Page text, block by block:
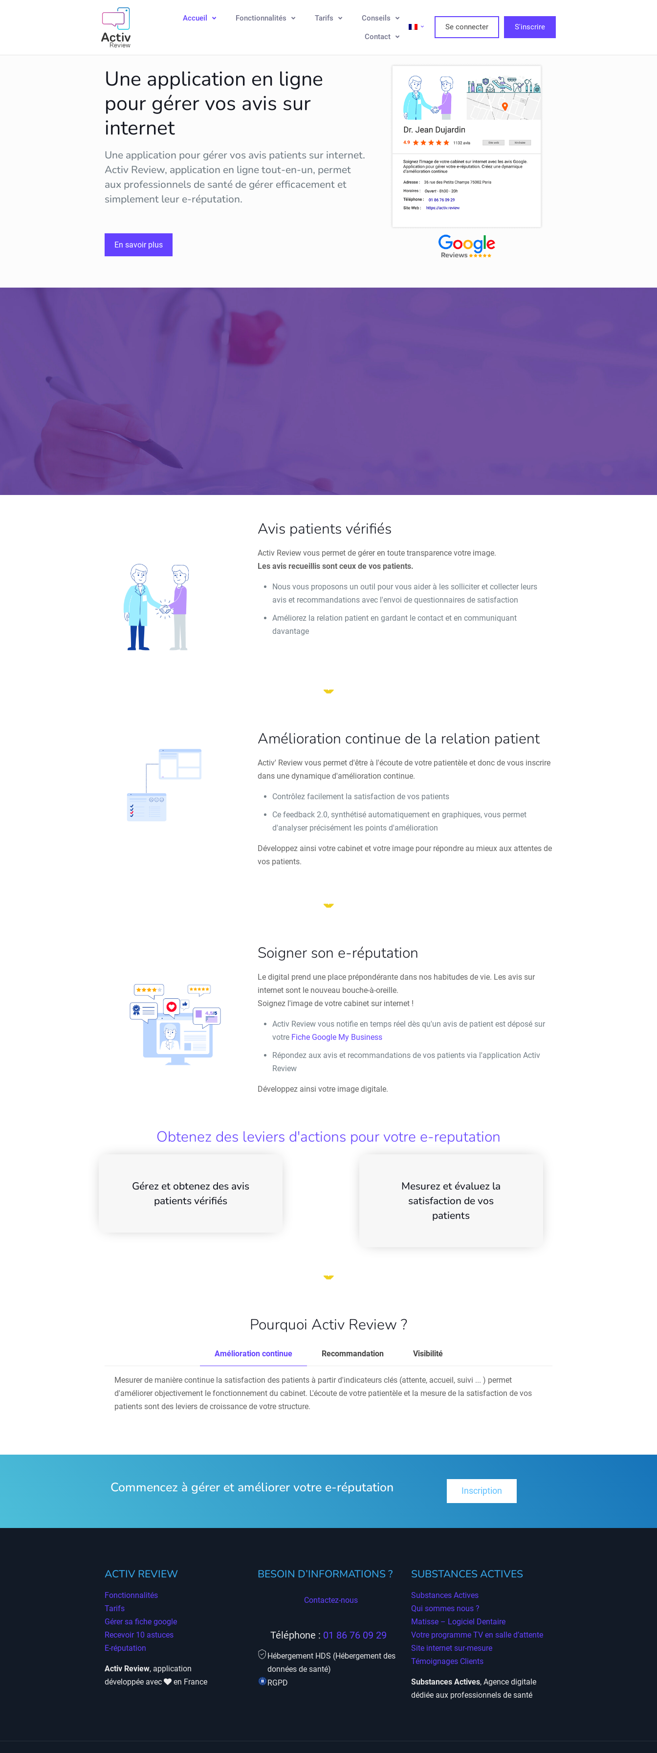
Accueil Fonctionnalités Tarifs Conseils
Contact
Se connecter S'inscrire
Une application en ligne
pour gérer vos avis sur
internet
Une application pour gérer vos avis patients sur internet.
Activ Review, application en ligne tout-en-un, permet
aux professionnels de santé de gérer efficacement et
simplement leur e-réputation.
En savoir plus
Avis patients vérifiés
Activ Review vous permet de gérer en toute transparence votre image.
Les avis recueillis sont ceux de vos patients.
Nous vous proposons un outil pour vous aider à les solliciter et collecter leurs
avis et recommandations avec l'envoi de questionnaires de satisfaction
Améliorez la relation patient en gardant le contact et en communiquant
davantage
Amélioration continue de la relation patient
Activ' Review vous permet d'être à l'écoute de votre patientèle et donc de vous inscrire
dans une dynamique d'amélioration continue.
Contrôlez facilement la satisfaction de vos patients
Ce feedback 2.0, synthétisé automatiquement en graphiques, vous permet
d'analyser précisément les points d'amélioration
Développez ainsi votre cabinet et votre image pour répondre au mieux aux attentes de
vos patients.
Soigner son e-réputation
Le digital prend une place prépondérante dans nos habitudes de vie. Les avis sur
internet sont le nouveau bouche-à-oreille.
Soignez l'image de votre cabinet sur internet !
Activ Review vous notifie en temps réel dès qu'un avis de patient est déposé sur
votre Fiche Google My Business
Répondez aux avis et recommandations de vos patients via l'application Activ
Review
Développez ainsi votre image digitale.
Obtenez des leviers d'actions pour votre e-reputation
Gérez et obtenez des avis
patients vérifiés
Mesurez et évaluez la
satisfaction de vos
patients
Pourquoi Activ Review ?
Amélioration continue Recommandation Visibilité
Mesurer de manière continue la satisfaction des patients à partir d'indicateurs clés (attente, accueil, suivi ... ) permet
d'améliorer objectivement le fonctionnement du cabinet. L'écoute de votre patientèle et la mesure de la satisfaction de vos
patients sont des leviers de croissance de votre structure.
Commencez à gérer et améliorer votre e-réputation Inscription
ACTIV REVIEW
Fonctionnalités
Tarifs
Gérer sa fiche google
Recevoir 10 astuces
E-réputation
Activ Review, application
développée avec
en France
BESOIN D’INFORMATIONS ?
Contactez-nous
Téléphone : 01 86 76 09 29
Hébergement HDS (Hébergement des
données de santé)
RGPD
SUBSTANCES ACTIVES
Substances Actives
Qui sommes nous ?
Matisse – Logiciel Dentaire
Votre programme TV en salle d’attente
Site internet sur-mesure
Témoignages Clients
Substances Actives, Agence digitale
dédiée aux professionnels de santé